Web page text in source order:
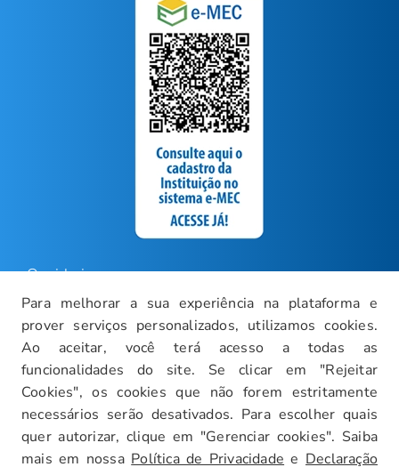
Para melhorar a sua experiência na plataforma e
prover serviços personalizados, utilizamos cookies.
Ao aceitar, você terá acesso a todas as
funcionalidades do site. Se clicar em "Rejeitar
Cookies", os cookies que não forem estritamente
necessários serão desativados. Para escolher quais
quer autorizar, clique em "Gerenciar cookies". Saiba
mais em nossa Política de Privacidade e Declaração
Ouvidoria
Carreiras
Intranet
Política de Privacidade
Documentos Institucionais
Faça um Tour Virtual